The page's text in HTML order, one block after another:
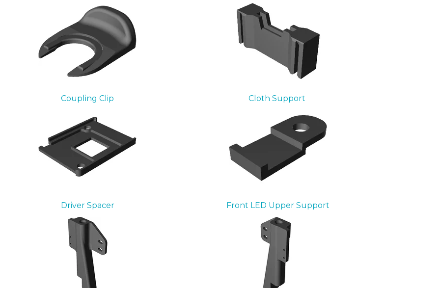
Coupling Clip Cloth Support
Driver Spacer Front LED Upper Support